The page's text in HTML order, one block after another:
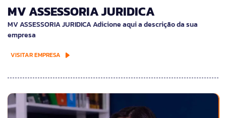
MV ASSESSORIA JURIDICA
MV ASSESSORIA JURIDICA Adicione aqui a descrição da sua
empresa
VISITAR EMPRESA